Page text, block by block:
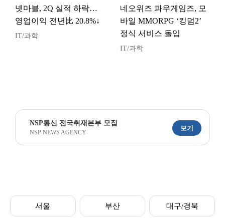
넷마블, 2Q 실적 하락…
영업이익 전년比 20.8%↓
IT/과학
네오위즈 파우게임즈, 모
바일 MMORPG ‘킹덤2’
정식 서비스 돌입
IT/과학
NSP통신 전국취재본부 모집
NSP NEWS AGENCY
보기
서울 부산 대구/경북